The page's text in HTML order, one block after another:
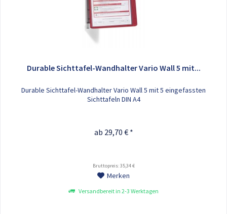
Durable Sichttafel-Wandhalter Vario Wall 5 mit...
Durable Sichttafel-Wandhalter Vario Wall 5 mit 5 eingefassten
Sichttafeln DIN A4
ab 29,70 € *
Bruttopreis: 35,34 €
Merken
Versandbereit in 2-3 Werktagen